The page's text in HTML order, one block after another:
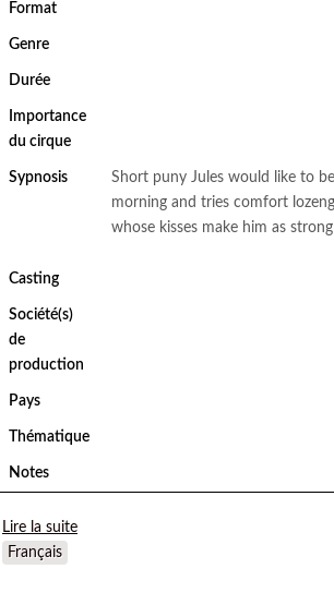
Format
Genre
Durée
Importance
du cirque
Sypnosis
Short puny Jules would like to
morning and tries comfort
whose kisses make him as
Casting
Société(s)
de
production
Pays
Thématique
Notes
Lire la suite
Français